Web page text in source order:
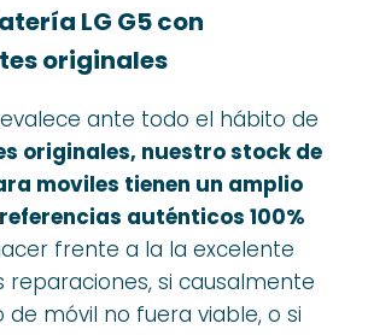
LG G5 con
originales
ante todo el hábito de
originales, nuestro stock de
moviles tienen un amplio
auténticos 100%
frente a la la excelente
reparaciones, si causalmente
de móvil no fuera viable, o si